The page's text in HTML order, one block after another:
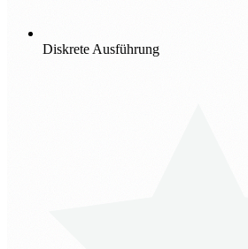
Diskrete Ausführung